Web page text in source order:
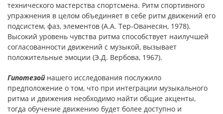
технического мастерства спортсмена. Ритм спортивного
упражнения в целом объединяет в себе ритм движений его
подсистем, фаз, элементов (А.А. Тер-Ованесян, 1978).
Высокий уровень чувства ритма способствует наилучшей
согласованности движений с музыкой, вызывает
положительные эмоции (Э.Д. Вербова, 1967).
Гипотезой нашего исследования послужило
предположение о том, что при интеграции музыкального
ритма и движения необходимо найти общие акценты,
тогда обучение движению будет более доступно и